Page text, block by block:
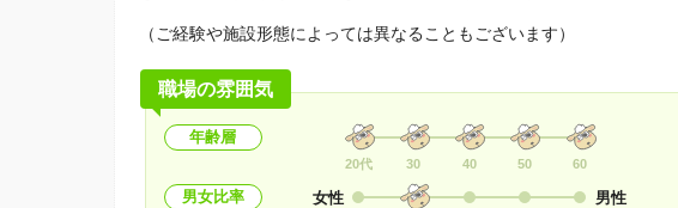
（ご経験や施設形態によっては異なることもございます）
職場の雰囲気
年齢層
20代 30 40 50 60
男女比率 女性 男性